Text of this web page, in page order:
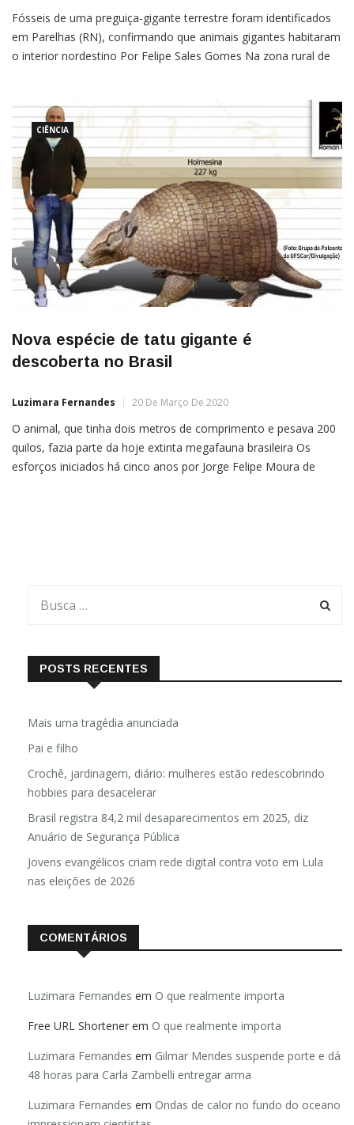
Fósseis de uma preguiça-gigante terrestre foram identificados
em Parelhas (RN), confirmando que animais gigantes habitaram
o interior nordestino Por Felipe Sales Gomes Na zona rural de
CIÊNCIA
Nova espécie de tatu gigante é
descoberta no Brasil
Luzimara Fernandes 20 De Março De 2020
O animal, que tinha dois metros de comprimento e pesava 200
quilos, fazia parte da hoje extinta megafauna brasileira Os
esforços iniciados há cinco anos por Jorge Felipe Moura de
POSTS RECENTES
Mais uma tragédia anunciada
Pai e filho
Crochê, jardinagem, diário: mulheres estão redescobrindo
hobbies para desacelerar
Brasil registra 84,2 mil desaparecimentos em 2025, diz
Anuário de Segurança Pública
Jovens evangélicos criam rede digital contra voto em Lula
nas eleições de 2026
COMENTÁRIOS
Luzimara Fernandes em O que realmente importa
Free URL Shortener em O que realmente importa
Luzimara Fernandes em Gilmar Mendes suspende porte e dá
48 horas para Carla Zambelli entregar arma
Luzimara Fernandes em Ondas de calor no fundo do oceano